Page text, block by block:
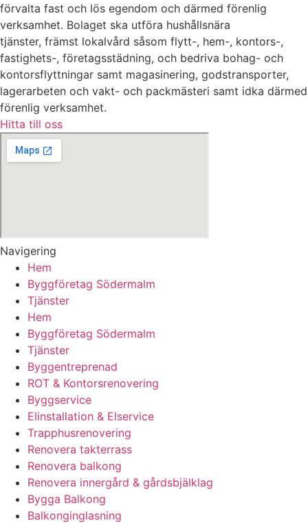
förvalta fast och lös egendom och därmed förenlig
verksamhet. Bolaget ska utföra hushållsnära
tjänster, främst lokalvård såsom flytt-, hem-, kontors-,
fastighets-, företagsstädning, och bedriva bohag- och
kontorsflyttningar samt magasinering, godstransporter,
lagerarbeten och vakt- och packmästeri samt idka därmed
förenlig verksamhet.
Hitta till oss
Navigering
Hem
Byggföretag Södermalm
Tjänster
Hem
Byggföretag Södermalm
Tjänster
Byggentreprenad
ROT & Kontorsrenovering
Byggservice
Elinstallation & Elservice
Trapphusrenovering
Renovera takterrass
Renovera balkong
Renovera innergård & gårdsbjälklag
Bygga Balkong
Balkonginglasning